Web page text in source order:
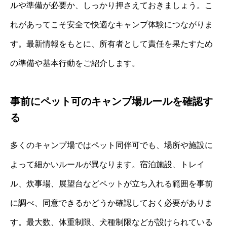
ルや準備が必要か、しっかり押さえておきましょう。こ
れがあってこそ安全で快適なキャンプ体験につながりま
す。最新情報をもとに、所有者として責任を果たすため
の準備や基本行動をご紹介します。
事前にペット可のキャンプ場ルールを確認す
る
多くのキャンプ場ではペット同伴可でも、場所や施設に
よって細かいルールが異なります。宿泊施設、トレイ
ル、炊事場、展望台などペットが立ち入れる範囲を事前
に調べ、同意できるかどうか確認しておく必要がありま
す。最大数、体重制限、犬種制限などが設けられている